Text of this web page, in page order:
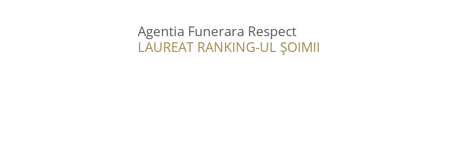
Agentia Funerara Respect
LAUREAT RANKING-UL ȘOIMII